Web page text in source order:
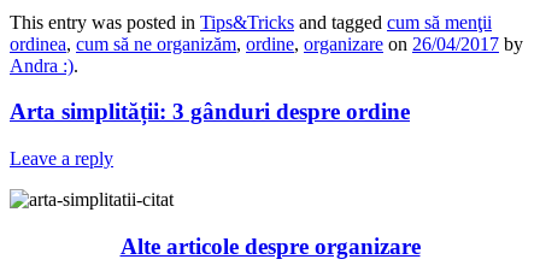
This entry was posted in Tips&Tricks and tagged cum să menţii
ordinea, cum să ne organizăm, ordine, organizare on 26/04/2017 by
Andra :).
Arta simplității: 3 gânduri despre ordine
Leave a reply
Alte articole despre organizare